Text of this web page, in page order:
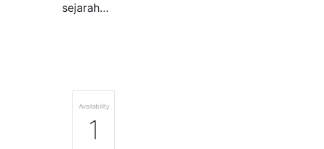
sejarah…
Availability
1